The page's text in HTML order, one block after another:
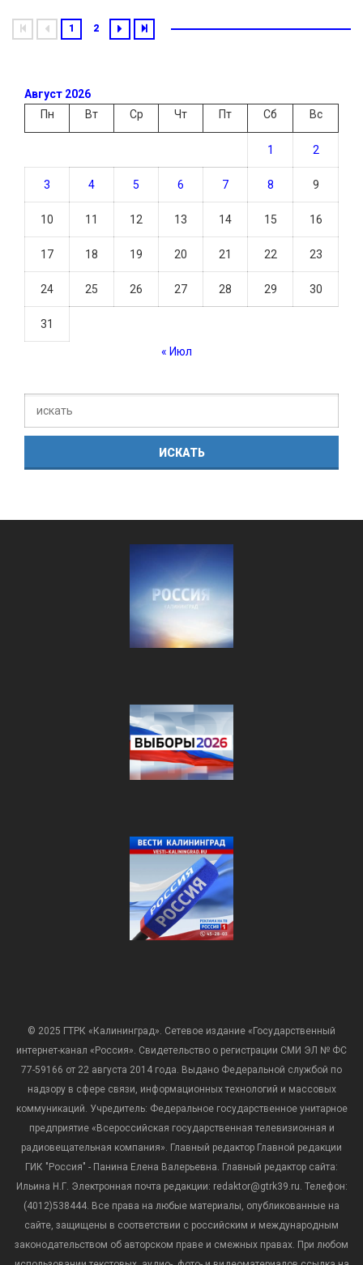
1 2
Август 2026
Пн
Вт Ср Чт Пт Сб Вс
1 2
3 4 5 6 7 8 9
10 11 12 13 14 15 16
17 18 19 20 21 22 23
24 25 26 27 28 29 30
31
« Июл
© 2025 ГТРК «Калининград». Сетевое издание «Государственный
интернет-канал «Россия». Свидетельство о регистрации СМИ ЭЛ № ФС
77-59166 от 22 августа 2014 года. Выдано Федеральной службой по
надзору в сфере связи, информационных технологий и массовых
коммуникаций. Учредитель: Федеральное государственное унитарное
предприятие «Всероссийская государственная телевизионная и
радиовещательная компания». Главный редактор Главной редакции
ГИК "Россия" - Панина Елена Валерьевна. Главный редактор сайта:
Ильина Н.Г. Электронная почта редакции: redaktor@gtrk39.ru. Телефон:
(4012)538444. Все права на любые материалы, опубликованные на
сайте, защищены в соответствии с российским и международным
законодательством об авторском праве и смежных правах. При любом